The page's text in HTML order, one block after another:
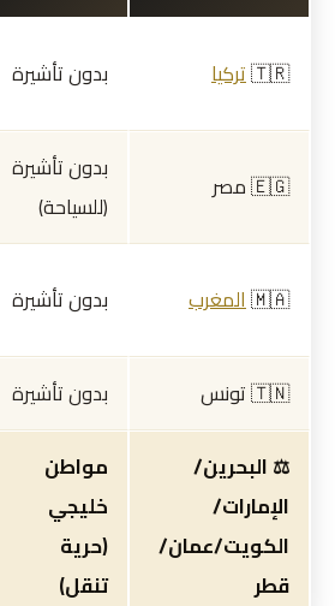
🇹🇷تركيا بدون تأشيرة
🇪🇬 مصر
بدون تأشيرة
(للسياحة)
🇲🇦المغرب بدون تأشيرة
🇹🇳 تونس بدون تأشيرة
⚖️ البحرين/
الإمارات/
الكويت/عمان/
قطر
مواطن
خليجي
(حرية
تنقل)